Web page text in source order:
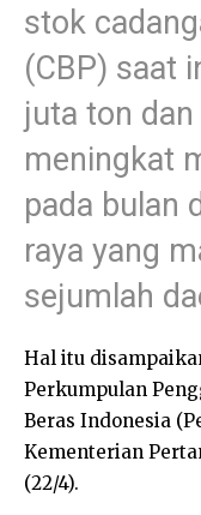
stok
(CBP) saat
juta ton
meningkat
pada bulan
raya yang
sejumlah
Hal itu
Perkumpulan
Beras Indonesia
Kementerian
(22/4).